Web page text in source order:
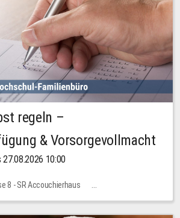
regeln –
& Vorsorgevollmacht
10:00
8 - SR Accouchierhaus